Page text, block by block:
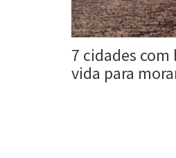
7 cidades
vida para